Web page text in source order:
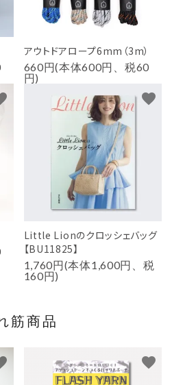
アウトドアロープ6mm（3m）
660円(本体600円、税60
円)
Little Lionのクロッシェバッグ
【BU11825】
1,760円(本体1,600円、税
160円)
favorite
筋商品
favorite